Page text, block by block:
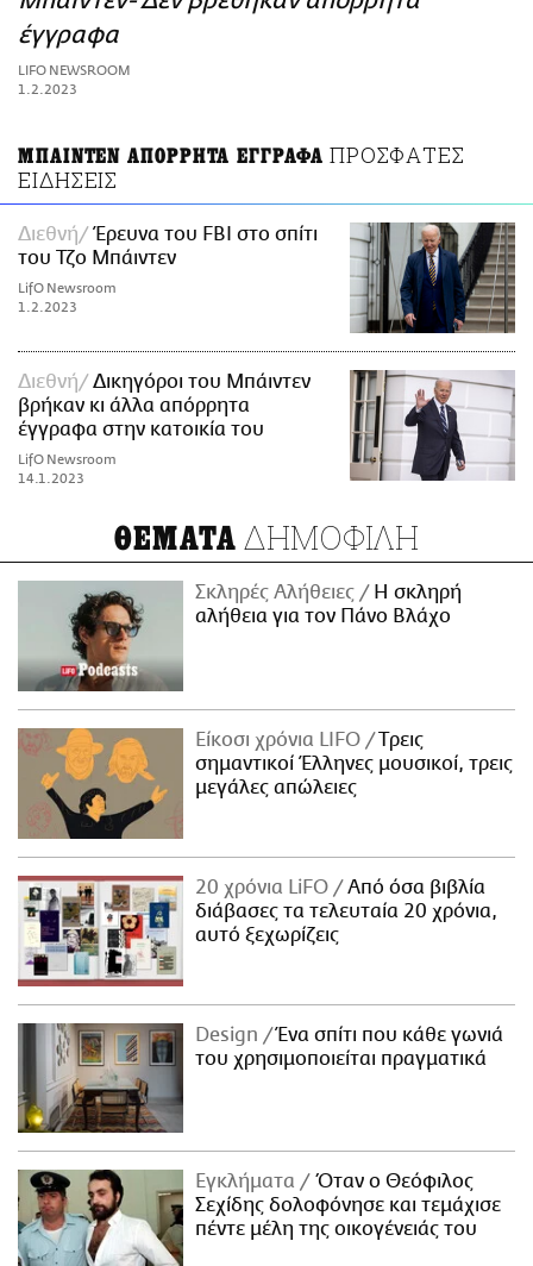
ΑΜΠΑ
PRINT
έγγραφα
LIFO NEWSROOM
1.2.2023
ΜΠΑΙΝΤΕΝ ΑΠΟΡΡΗΤΑ ΕΓΓΡΑΦΑ ΠΡΟΣΦΑΤΕΣ
ΕΙΔΗΣΕΙΣ
Διεθνή
Έρευνα του FBI στο σπίτι
του Τζο Μπάιντεν
LifO Newsroom
1.2.2023
Διεθνή
Δικηγόροι του Μπάιντεν
βρήκαν κι άλλα απόρρητα
έγγραφα στην κατοικία του
LifO Newsroom
14.1.2023
ΘΕΜΑΤΑ ΔΗΜΟΦΙΛΗ
Σκληρές Αλήθειες
H σκληρή
αλήθεια για τον Πάνο Βλάχο
Είκοσι χρόνια LIFO
Tρεις
σημαντικοί Έλληνες μουσικοί, τρεις
μεγάλες απώλειες
20 χρόνια LiFO
Από όσα βιβλία
διάβασες τα τελευταία 20 χρόνια,
αυτό ξεχωρίζεις
Design
Ένα σπίτι που κάθε γωνιά
του χρησιμοποιείται πραγματικά
Εγκλήματα
Όταν ο Θεόφιλος
Σεχίδης δολοφόνησε και τεμάχισε
πέντε μέλη της οικογένειάς του